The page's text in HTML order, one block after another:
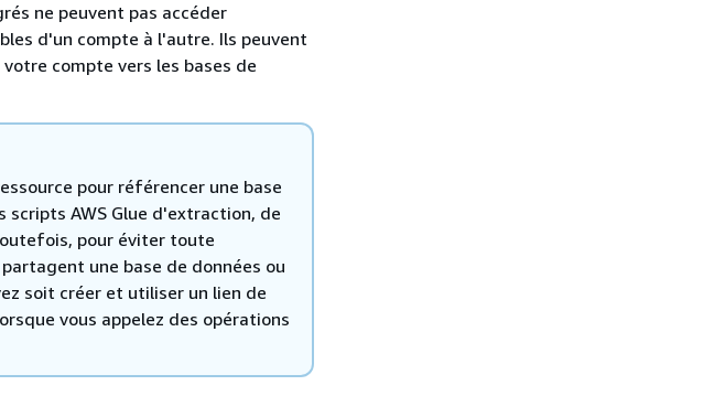
ne peuvent pas accéder
d'un compte à l'autre. Ils peuvent
compte vers les bases de
pour référencer une base
scripts AWS Glue d'extraction, de
pour éviter toute
une base de données ou
soit créer et utiliser un lien de
vous appelez des opérations